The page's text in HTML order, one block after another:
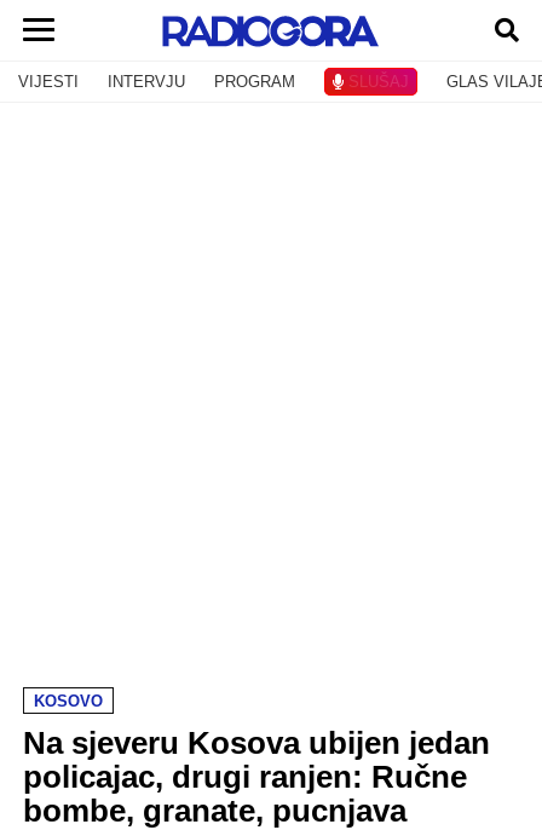
VIJESTI INTERVJU PROGRAM SLUŠAJ GLAS
KOSOVO
Na sjeveru Kosova ubijen jedan
policajac, drugi ranjen: Ručne
bombe, granate, pucnjava